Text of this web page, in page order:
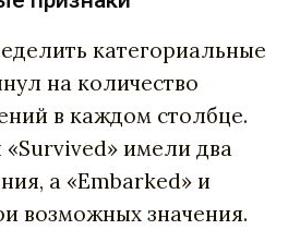
категориальные
на количество
в каждом столбце.
«Survived» имели два
а «Embarked» и
возможных значения.